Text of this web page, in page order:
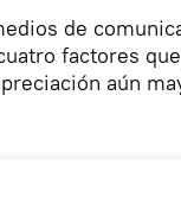
de
factores
aún